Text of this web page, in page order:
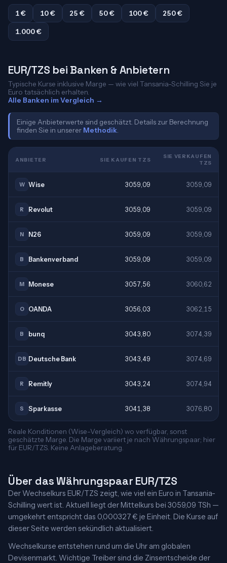
1 € 10 € 25 € 50 € 100 €
250 €
1.000 €
EUR/TZS bei Banken & Anbietern
Typische Kurse inklusive Marge — wie viel Tansania-Schilling Sie je
Euro tatsächlich erhalten.
Alle Banken im Vergleich →
Einige Anbieterwerte sind geschätzt. Details zur Berechnung
finden Sie in unserer Methodik
ANBIETER SIE KAUFEN TZS
SIE VERKAUFEN
TZS
W Wise 3059,09 3059,09
R Revolut 3059,09 3059,09
N N26 3059,09 3059,09
B Bankenverband 3059,09 3059,09
M Monese 3057,56 3060,62
O OANDA 3056,03 3062,15
B bunq 3043,80 3074,39
DB Deutsche Bank 3043,49 3074,69
R Remitly 3043,24 3074,94
S Sparkasse 3041,38 3076,80
Reale Konditionen (Wise-Vergleich) wo verfügbar, sonst
geschätzte Marge. Die Marge variiert je nach Währungspaar; hier
für EUR/TZS. Keine Anlageberatung.
Über das Währungspaar EUR/TZS
Der Wechselkurs EUR/TZS zeigt, wie viel ein Euro in Tansania-
Schilling wert ist. Aktuell liegt der Mittelkurs bei 3059,09 TSh —
umgekehrt entspricht das 0,000327 € je Einheit. Die Kurse auf
dieser Seite werden sekündlich aktualisiert.
Wechselkurse entstehen rund um die Uhr am globalen
Devisenmarkt. Wichtige Treiber sind die Zinsentscheide der